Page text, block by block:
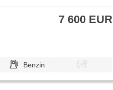
7 600 EUR
Benzin